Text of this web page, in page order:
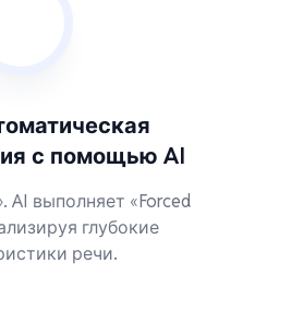
с помощью AI
выполняет «Forced
глубокие
речи.